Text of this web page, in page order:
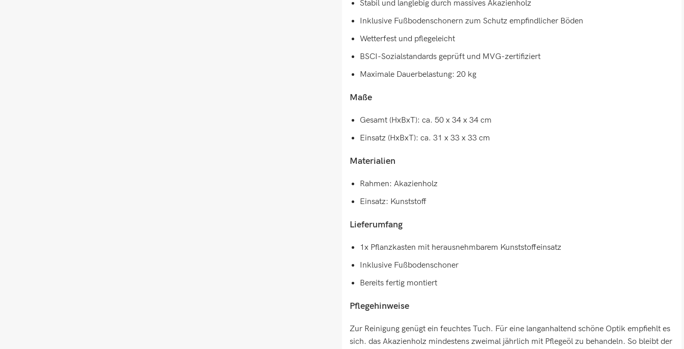
Stabil und langlebig durch massives Akazienholz
Inklusive Fußbodenschonern zum Schutz empfindlicher Böden
Wetterfest und pflegeleicht
BSCI-Sozialstandards geprüft und MVG-zertifiziert
Maximale Dauerbelastung: 20 kg
Maße
Gesamt (HxBxT): ca. 50 x 34 x 34 cm
Einsatz (HxBxT): ca. 31 x 33 x 33 cm
Materialien
Rahmen: Akazienholz
Einsatz: Kunststoff
Lieferumfang
1x Pflanzkasten mit herausnehmbarem Kunststoffeinsatz
Inklusive Fußbodenschoner
Bereits fertig montiert
Pflegehinweise
Zur Reinigung genügt ein feuchtes Tuch. Für eine langanhaltend schöne Optik empfiehlt es
sich. das Akazienholz mindestens zweimal jährlich mit Pflegeöl zu behandeln. So bleibt der